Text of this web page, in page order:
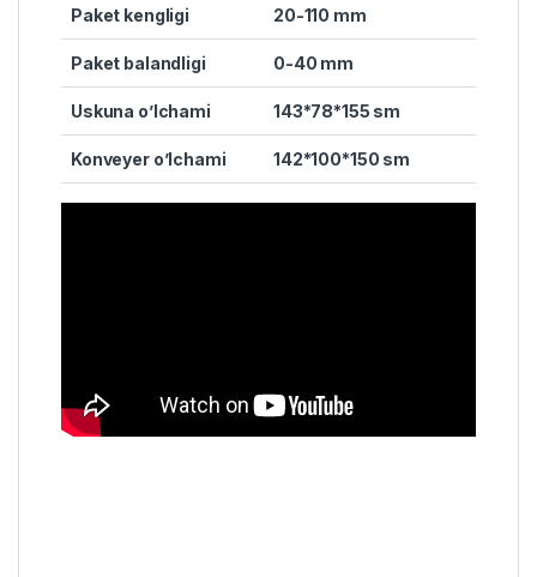
Paket kengligi 20-110 mm
Paket balandligi 0-40 mm
Uskuna o’lchami 143*78*155 sm
Konveyer o’lchami 142*100*150 sm